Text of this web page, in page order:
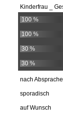
Kinderfrau _
100 %
100 %
30 %
30 %
nach
sporadisch
auf Wunsch